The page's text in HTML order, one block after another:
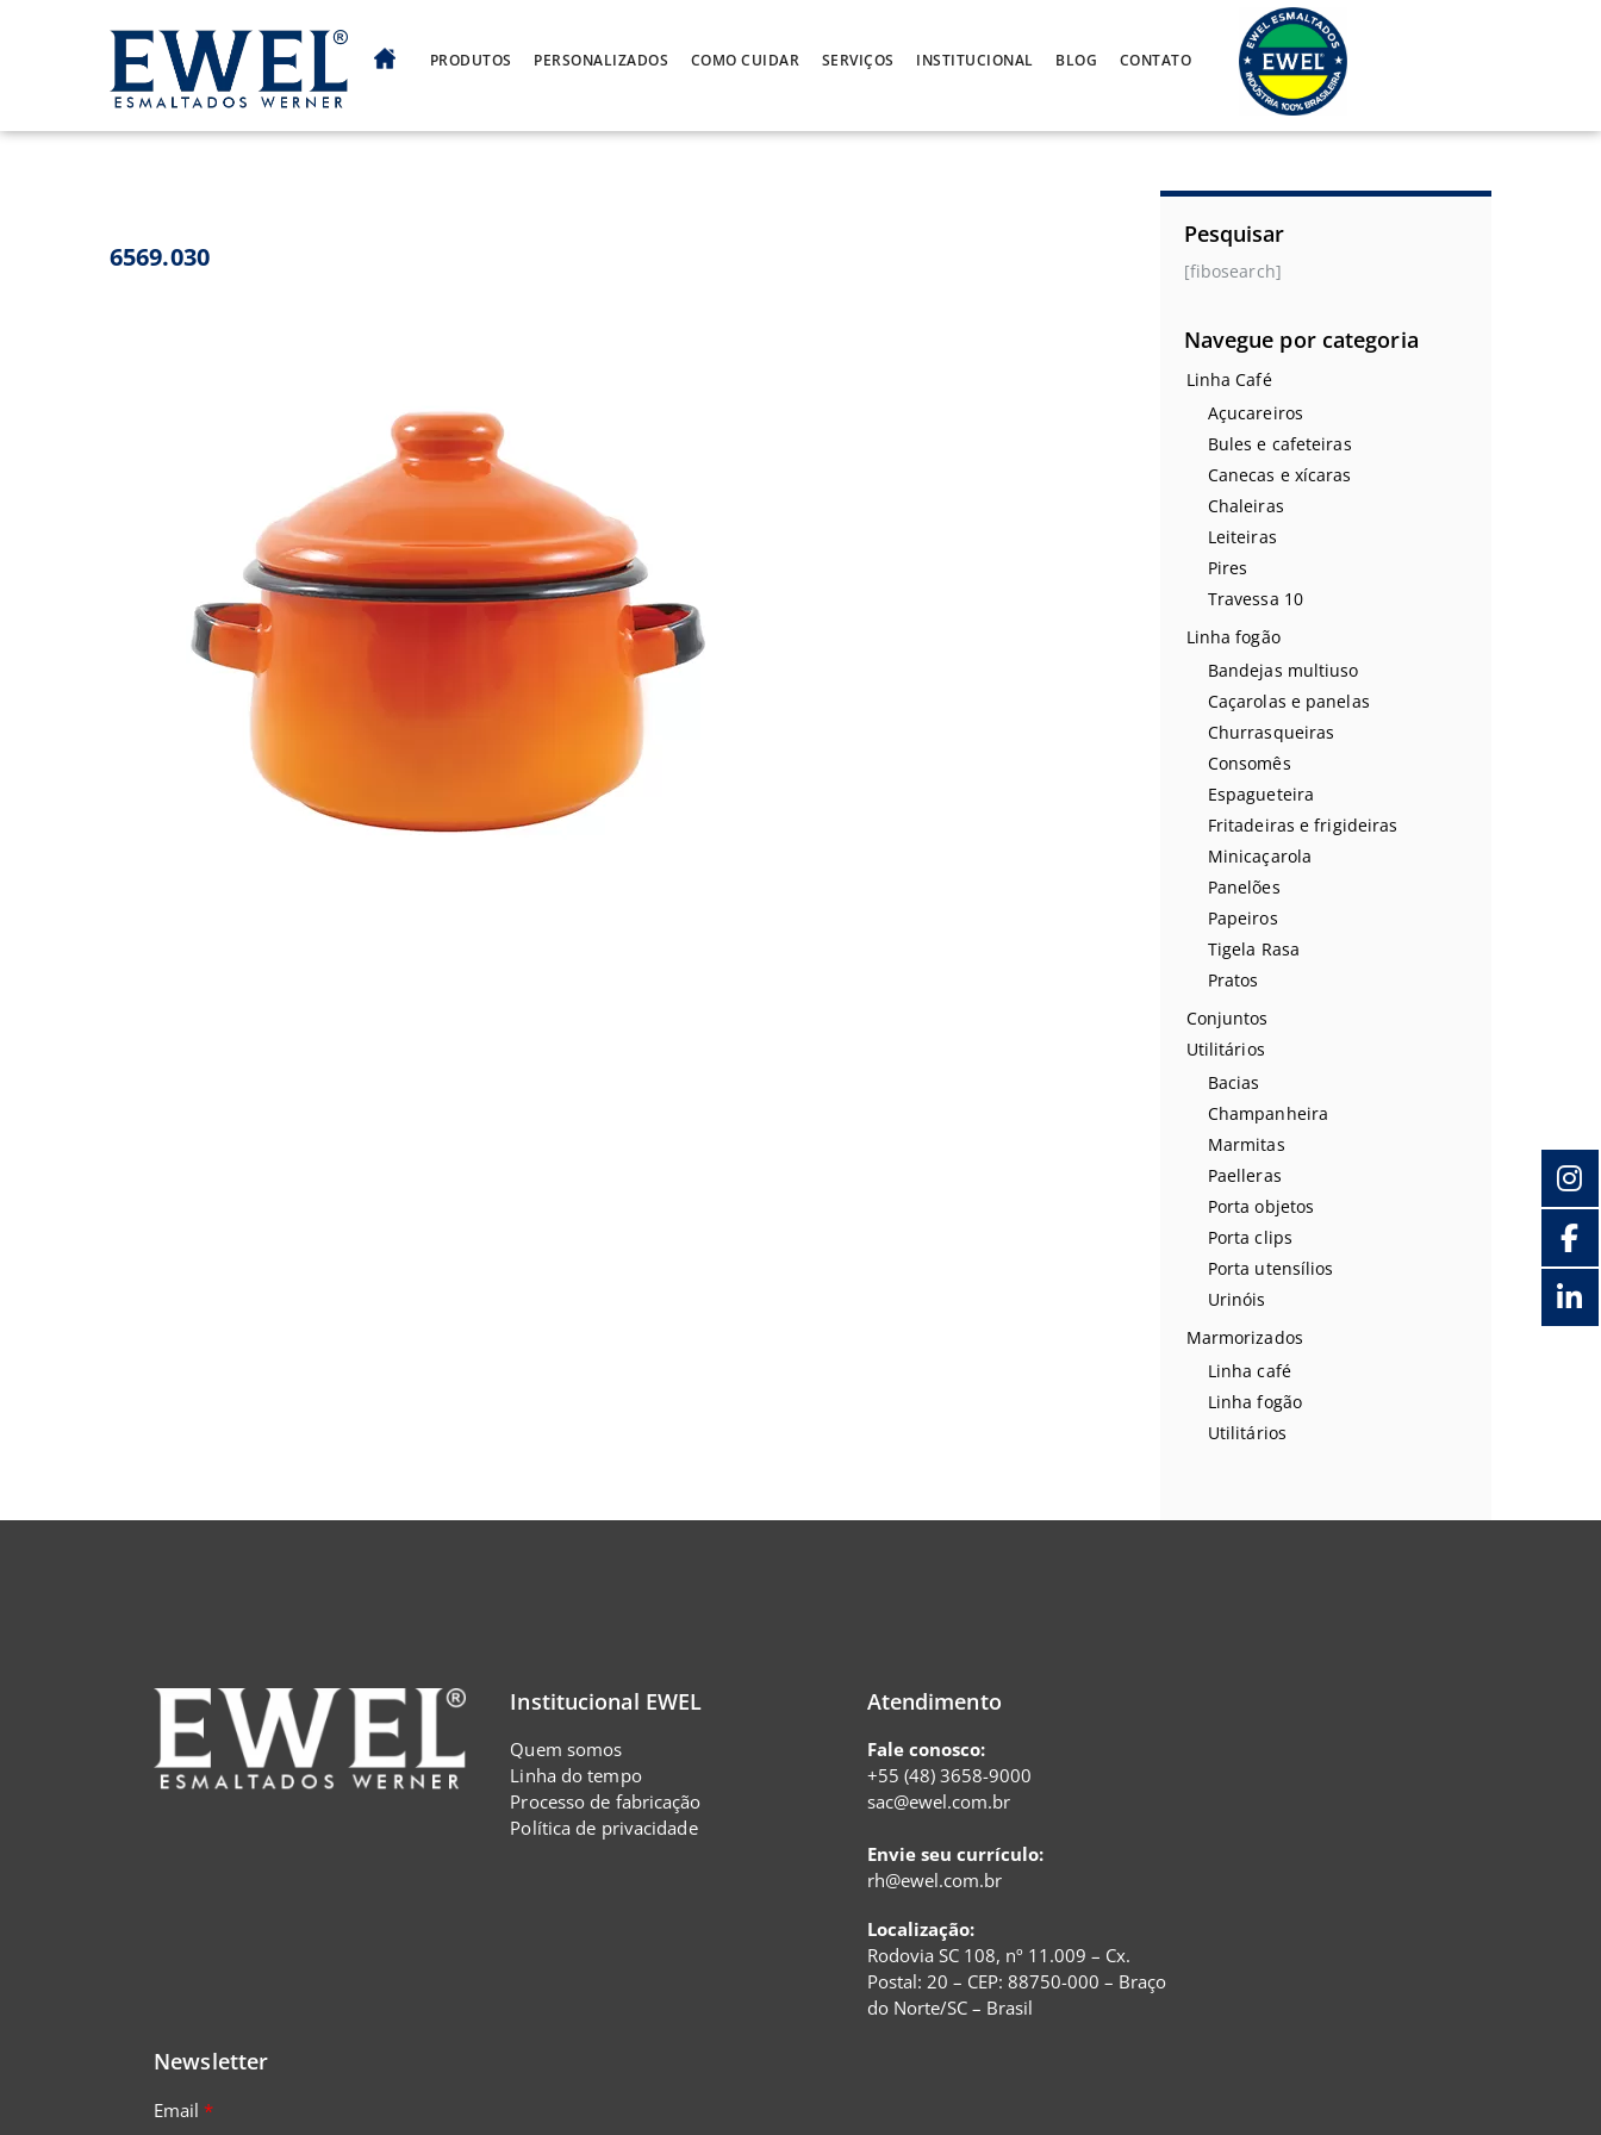
PRODUTOS PERSONALIZADOS COMO CUIDAR SERVIÇOS INSTITUCIONAL BLOG CONTATO
6569.030
Pesquisar
[fibosearch]
Navegue por categoria
Linha Café
Açucareiros
Bules e cafeteiras
Canecas e xícaras
Chaleiras
Leiteiras
Pires
Travessa 10
Linha fogão
Bandejas multiuso
Caçarolas e panelas
Churrasqueiras
Consomês
Espagueteira
Fritadeiras e frigideiras
Minicaçarola
Panelões
Papeiros
Tigela Rasa
Pratos
Conjuntos
Utilitários
Bacias
Champanheira
Marmitas
Paelleras
Porta objetos
Porta clips
Porta utensílios
Urinóis
Marmorizados
Linha café
Linha fogão
Utilitários
Institucional EWEL
Quem somos
Linha do tempo
Processo de fabricação
Política de privacidade
Atendimento
Fale conosco:
+55 (48) 3658-9000
sac@ewel.com.br
Envie seu currículo:
rh@ewel.com.br
Localização:
Rodovia SC 108, nº 11.009 – Cx.
Postal: 20 – CEP: 88750-000 – Braço
do Norte/SC – Brasil
Newsletter
Email*